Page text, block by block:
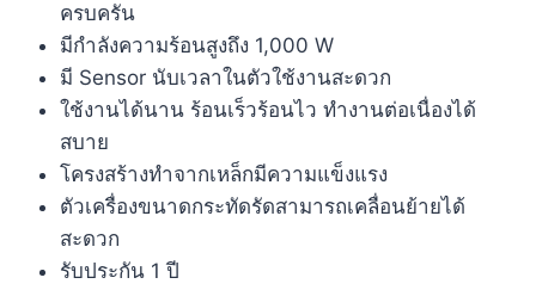
ครบครัน
มีกำลังความร้อนสูงถึง 1,000 W
มี Sensor นับเวลาในตัวใช้งานสะดวก
ใช้งานได้นาน ร้อนเร็วร้อนไว ทำงานต่อเนื่องได้
สบาย
โครงสร้างทำจากเหล็กมีความแข็งแรง
ตัวเครื่องขนาดกระทัดรัดสามารถเคลื่อนย้ายได้
สะดวก
รับประกัน 1 ปี